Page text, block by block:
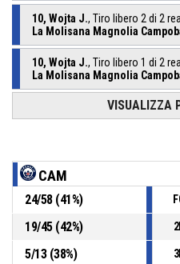
10, Wojta J., Tiro libero 2 di 2
La Molisana Magnolia
10, Wojta J., Tiro libero 1 di 2
La Molisana Magnolia
, Fallo subito
10, Wojta J.
P4 00:09
VISUALIZZA
CAM
24/58(41%)
19/45(42%)
5/13(38%)